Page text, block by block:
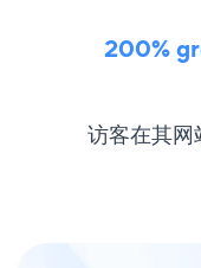
200%
访客在其网